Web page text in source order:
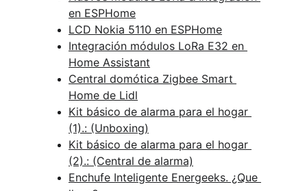
en ESPHome
LCD Nokia 5110 en ESPHome
Integración módulos LoRa E32 en
Home Assistant
Central domótica Zigbee Smart
Home de Lidl
Kit básico de alarma para el hogar
(1).: (Unboxing)
Kit básico de alarma para el hogar
(2).: (Central de alarma)
Enchufe Inteligente Energeeks. ¿Que